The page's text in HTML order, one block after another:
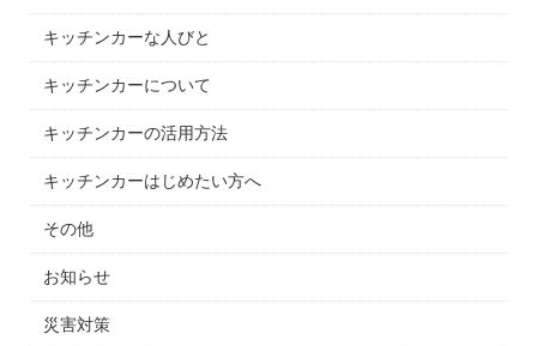
キッチンカーな人びと
キッチンカーについて
キッチンカーの活用方法
キッチンカーはじめたい方へ
その他
お知らせ
災害対策